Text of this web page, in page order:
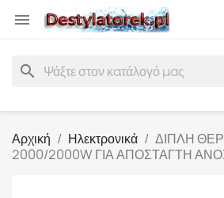

search
Αρχική Ηλεκτρονικά
ΔΙΠΛΗ
2000/2000W ΓΙΑ ΑΠΟΣΤΑΓΤΗ